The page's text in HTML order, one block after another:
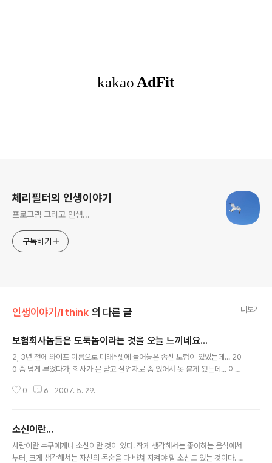
체리필터의 인생이야기
프로그램 그리고 인생...
구독하기
인생이야기/I think 의 다른 글 더보기
보험회사놈들은 도둑놈이라는 것을 오늘 느끼네요...
2, 3년 전에 와이프 이름으로 미래*셋에 들어놓은 종신 보험이 있었는데... 20
0 좀 넘게 부었다가, 회사가 문 닫고 실업자로 좀 있어서 못 붙게 됬는데... 이게
늘 해지하려고 물어 봤더니... 10만원 조금 넘게 나온다고 하네요. 2년 넘게 안
그동안 안낸 돈을 다 내야 하고, 그럴려면... 부담되는 목돈을 한번에 내야 하니,
정말 독한 맘 먹고 한번도 안빼먹고 돈을 납입할 맘 없으면... 보험은 들어서는
안되는 것 같습니다. 무섭네요... 도둑놈들..
0 6 2007. 5. 29.
소신이란...
사람이란 누구에게나 소신이란 것이 있다. 작게 생각해서는 좋아하는 음식에서
부터, 크게 생각해서는 자신의 목숨을 다 바쳐 지켜야 할 소신도 있는 것이다. 우